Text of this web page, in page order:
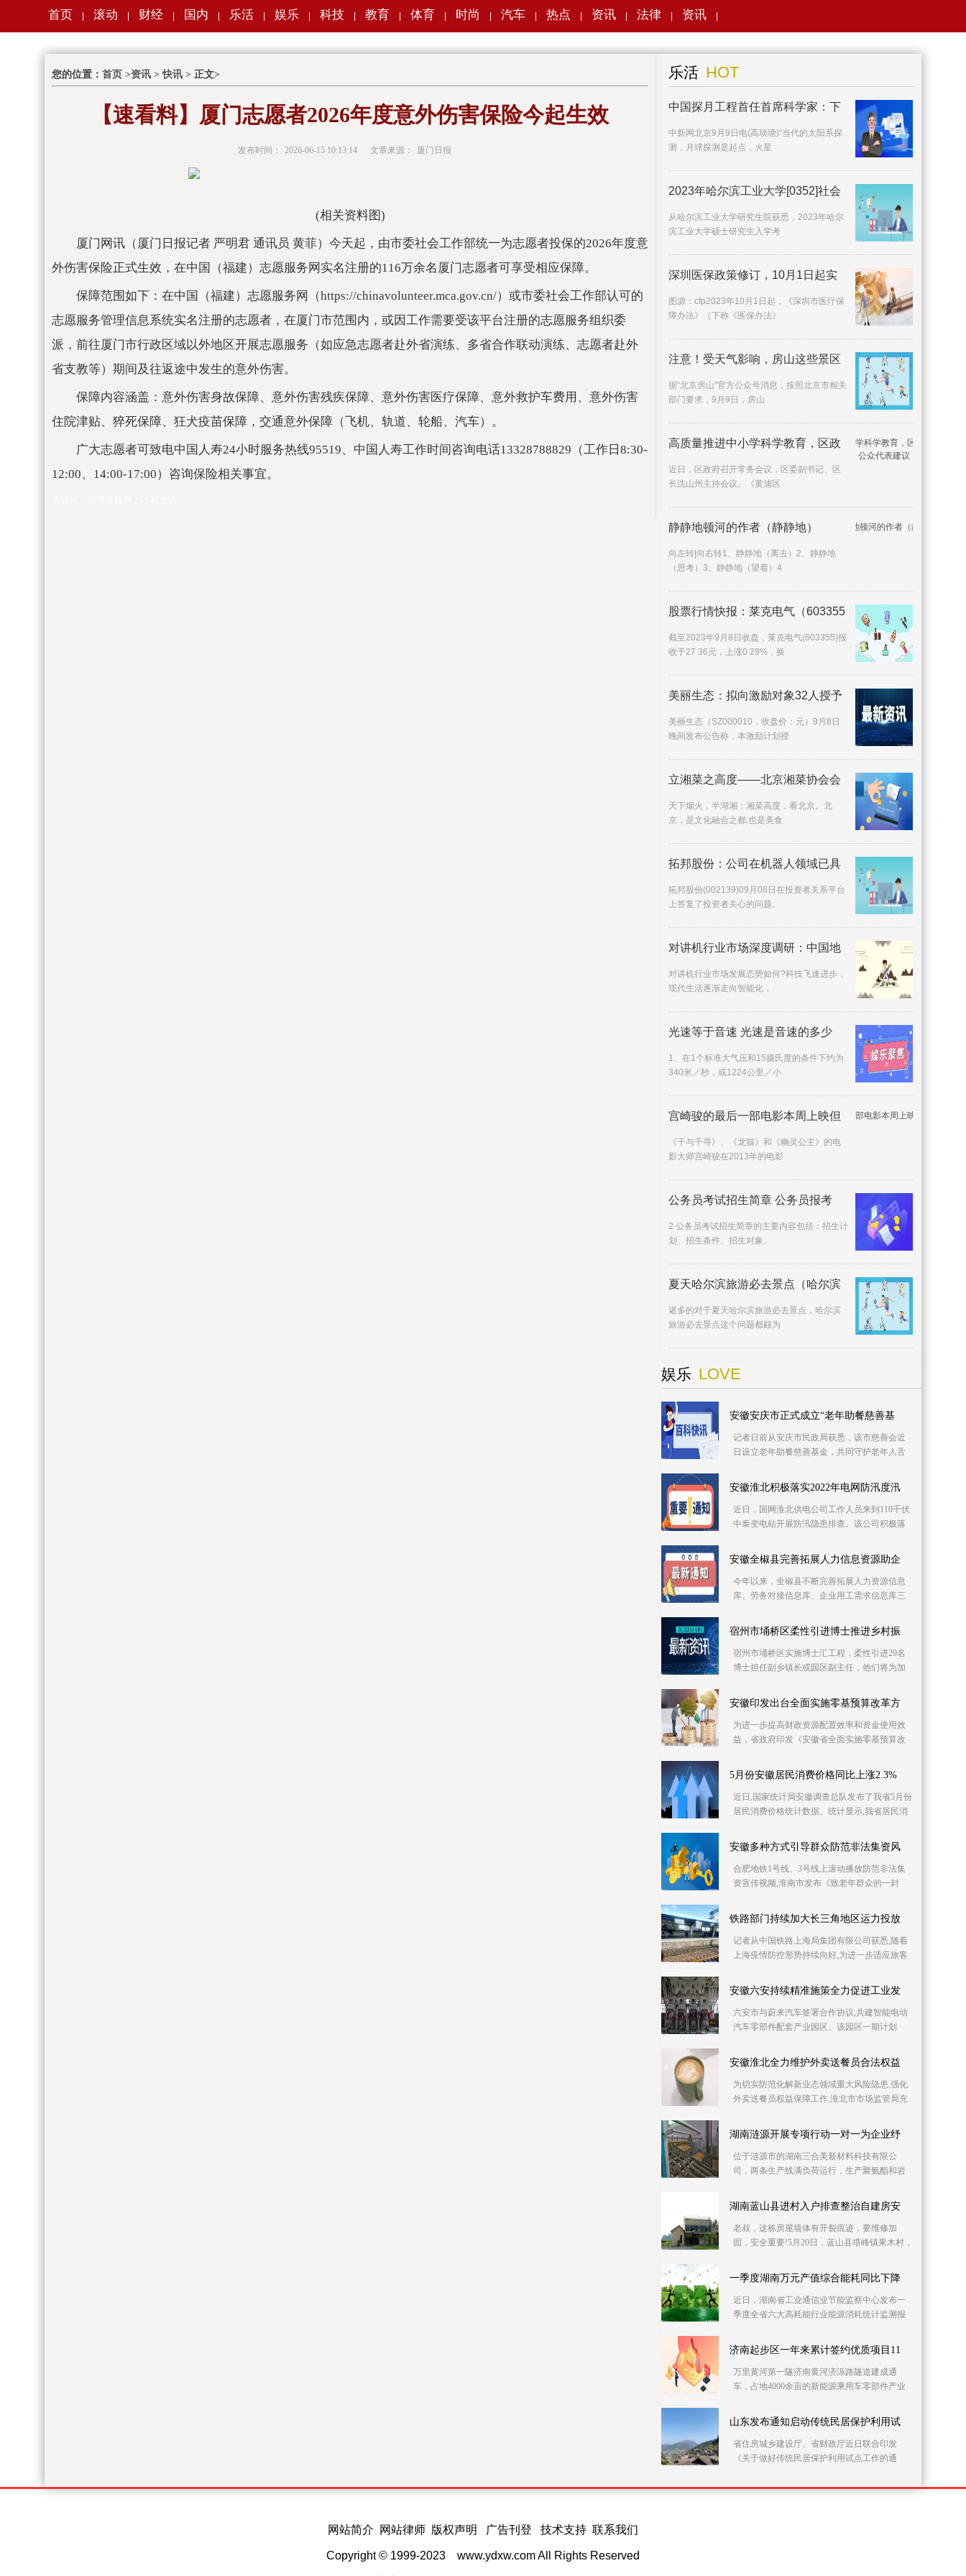
首页 滚动 财经 国内 乐活 娱乐 科技 教育 体育 时尚 汽车 热点 资讯 法律 资讯
您的位置： 首页 >资讯 >快讯 > 正文>
【速看料】厦门志愿者2026年度意外伤害保险今起生效
发布时间： 2026-06-15 10:13:14 文章来源： 厦门日报
(相关资料图)
厦门网讯（厦门日报记者 严明君 通讯员 黄菲）今天起，由市委社会工作部统一为志愿者投保的2026年度意
外伤害保险正式生效，在中国（福建）志愿服务网实名注册的116万余名厦门志愿者可享受相应保障。
保障范围如下：在中国（福建）志愿服务网（https://chinavolunteer.mca.gov.cn/）或市委社会工作部认可的
志愿服务管理信息系统实名注册的志愿者，在厦门市范围内，或因工作需要受该平台注册的志愿服务组织委
派，前往厦门市行政区域以外地区开展志愿服务（如应急志愿者赴外省演练、多省合作联动演练、志愿者赴外
省支教等）期间及往返途中发生的意外伤害。
保障内容涵盖：意外伤害身故保障、意外伤害残疾保障、意外伤害医疗保障、意外救护车费用、意外伤害
住院津贴、猝死保障、狂犬疫苗保障，交通意外保障（飞机、轨道、轮船、汽车）。
广大志愿者可致电中国人寿24小时服务热线95519、中国人寿工作时间咨询电话13328788829（工作日8:30-
12:00、14:00-17:00）咨询保险相关事宜。
乐活 HOT
中国探月工程首任首席科学家：下
中新网北京9月9日电(高琰瑭)“当代的太阳系探
测，月球探测是起点，火星
2023年哈尔滨工业大学[0352]社会
从哈尔滨工业大学研究生院获悉，2023年哈尔
滨工业大学硕士研究生入学考
深圳医保政策修订，10月1日起实
图源：cfp2023年10月1日起，《深圳市医疗保
障办法》（下称《医保办法》
注意！受天气影响，房山这些景区
据“北京房山”官方公众号消息，按照北京市相关
部门要求，9月9日，房山
高质量推进中小学科学教育，区政
近日，区政府召开常务会议，区委副书记、区
长沈山州主持会议。《黄浦区
静静地顿河的作者（静静地）
向左转|向右转1、静静地（离去）2、静静地
（思考）3、静静地（望着）4
股票行情快报：莱克电气（603355
截至2023年9月8日收盘，莱克电气(603355)报
收于27 36元，上涨0 29%，换
美丽生态：拟向激励对象32人授予
美丽生态（SZ000010，收盘价：元）9月8日
晚间发布公告称，本激励计划授
立湘菜之高度——北京湘菜协会会
天下烟火，半湖湘；湘菜高度，看北京。北
京，是文化融合之都,也是美食
拓邦股份：公司在机器人领域已具
拓邦股份(002139)09月08日在投资者关系平台
上答复了投资者关心的问题。
对讲机行业市场深度调研：中国地
对讲机行业市场发展态势如何?科技飞速进步，
现代生活逐渐走向智能化，
光速等于音速 光速是音速的多少
1、在1个标准大气压和15摄氏度的条件下约为
340米／秒，或1224公里／小
宫崎骏的最后一部电影本周上映但
《千与千寻》、《龙猫》和《幽灵公主》的电
影大师宫崎骏在2013年的电影
公务员考试招生简章 公务员报考
2 公务员考试招生简章的主要内容包括：招生计
划、招生条件、招生对象、
夏天哈尔滨旅游必去景点（哈尔滨
诸多的对于夏天哈尔滨旅游必去景点，哈尔滨
旅游必去景点这个问题都颇为
娱乐 LOVE
安徽安庆市正式成立“老年助餐慈善基
记者日前从安庆市民政局获悉，该市慈善会近
日设立老年助餐慈善基金，共同守护老年人舌
年食堂、社
安徽淮北积极落实2022年电网防汛度汛
近日，国网淮北供电公司工作人员来到110千伏
中泰变电站开展防汛隐患排查。该公司积极落
推进极端
安徽全椒县完善拓展人力信息资源助企
今年以来，全椒县不断完善拓展人力资源信息
库、劳务对接信息库、企业用工需求信息库三
息1 2万个
宿州市埇桥区柔性引进博士推进乡村振
宿州市埇桥区实施博士汇工程，柔性引进29名
博士担任副乡镇长或园区副主任，他们将为加
前，博士专
安徽印发出台全面实施零基预算改革方
为进一步提高财政资源配置效率和资金使用效
益，省政府印发《安徽省全面实施零基预算改
范围内全面
5月份安徽居民消费价格同比上涨2.3%
近日,国家统计局安徽调查总队发布了我省5月份
居民消费价格统计数据。统计显示,我省居民消
百分
安徽多种方式引导群众防范非法集资风
合肥地铁1号线、3号线上滚动播放防范非法集
资宣传视频,淮南市发布《致老年群众的一封
宣传月,今
铁路部门持续加大长三角地区运力投放
记者从中国铁路上海局集团有限公司获悉,随着
上海疫情防控形势持续向好,为进一步适应旅客
持续加
安徽六安持续精准施策全力促进工业发
六安市与蔚来汽车签署合作协议,共建智能电动
汽车零部件配套产业园区。该园区一期计划
压铸产能,
安徽淮北全力维护外卖送餐员合法权益
为切实防范化解新业态领域重大风险隐患,强化
外卖送餐员权益保障工作,淮北市市场监管局充
益。淮北
湖南涟源开展专项行动一对一为企业纾
位于涟源市的湖南三合美新材料科技有限公
司，两条生产线满负荷运行，生产聚氨酯和岩
两条生产线，
湖南蓝山县进村入户排查整治自建房安
老叔，这栋房屋墙体有开裂痕迹，要维修加
固，安全重要!5月20日，蓝山县塔峰镇果木村，
治。连日来
一季度湖南万元产值综合能耗同比下降
近日，湖南省工业通信业节能监察中心发布一
季度全省六大高耗能行业能源消耗统计监测报
业的万元
济南起步区一年来累计签约优质项目11
万里黄河第一隧济南黄河济泺路隧道建成通
车，占地4000余亩的新能源乘用车零部件产业
方案获批复一
山东发布通知启动传统民居保护利用试
省住房城乡建设厅、省财政厅近日联合印发
《关于做好传统民居保护利用试点工作的通
工作。此次试点
网站简介 网站律师 版权声明 广告刊登 技术支持 联系我们
Copyright © 1999-2023 www.ydxw.comAll Rights Reserved